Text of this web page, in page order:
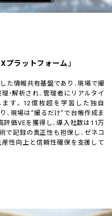
プラットフォーム」
た情報共有基盤であり、現場で撮
・解析され、管理者にリアルタイ
す。12億枚超を学習した独自
、現場は“撮るだけ”で台帳作成ま
価VEを獲得し、導入社数は11万
で記録の真正性も担保し、ゼネコ
性向上と信頼性確保を支援して